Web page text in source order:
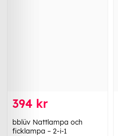
394 kr
bblüv Nattlampa och
ficklampa – 2-i-1